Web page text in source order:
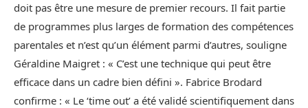
doit pas être une mesure de premier recours. Il fait partie
de programmes plus larges de formation des compétences
parentales et n’est qu’un élément parmi d’autres, souligne
Géraldine Maigret : « C’est une technique qui peut être
efficace dans un cadre bien défini ». Fabrice Brodard
confirme : « Le ‘time out’ a été validé scientifiquement dans